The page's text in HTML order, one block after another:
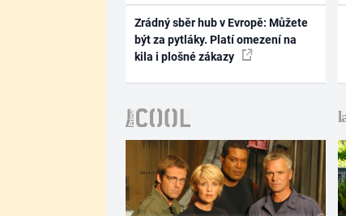
Zrádný sběr hub v Evropě: Můžete
být za pytláky. Platí omezení na
kila i plošné zákazy